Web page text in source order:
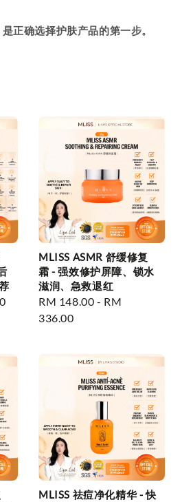
正确选择护肤产品的第一步。
MLISS ASMR 舒缓修复
霜 - 强效修护屏障、锁水
滋润、急救退红
Regular
price
RM 148.00 - RM
336.00
MLISS 祛痘净化精华 - 快